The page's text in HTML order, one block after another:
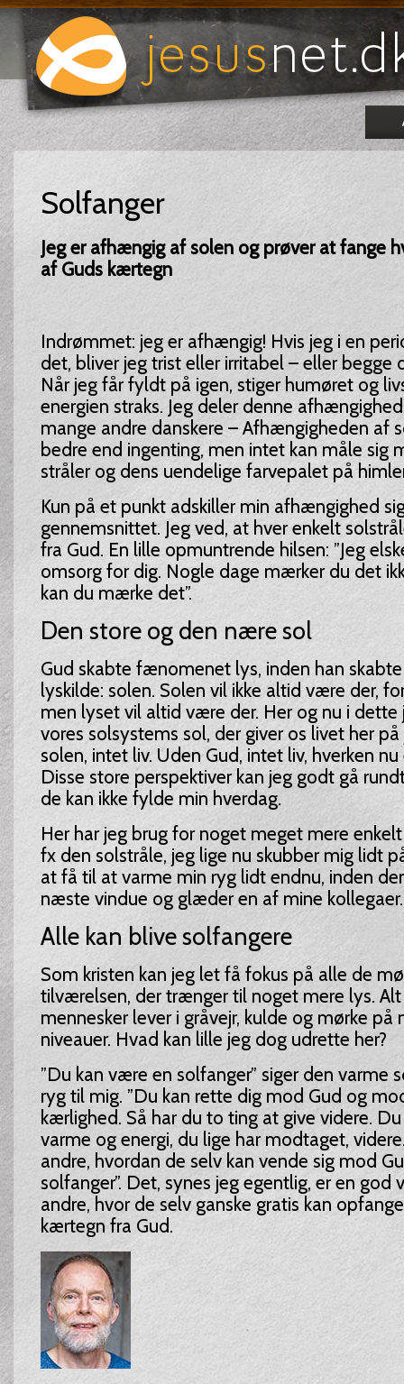
Solfanger
Jeg er afhængig af solen og prøver at fange
af Guds kærtegn
Indrømmet: jeg er afhængig! Hvis jeg i en
det, bliver jeg trist eller irritabel – eller begge
Når jeg får fyldt på igen, stiger humøret og
energien straks. Jeg deler denne
mange andre danskere – Afhængigheden af
bedre end ingenting, men intet kan måle sig
stråler og dens uendelige farvepalet på
Kun på et punkt adskiller min afhængighed
gennemsnittet. Jeg ved, at hver enkelt
fra Gud. En lille opmuntrende hilsen: ”Jeg
omsorg for dig. Nogle dage mærker du det
kan du mærke det”.
Den store og den nære sol
Gud skabte fænomenet lys, inden han
lyskilde: solen. Solen vil ikke altid være der,
men lyset vil altid være der. Her og nu i dette
vores solsystems sol, der giver os livet her
solen, intet liv. Uden Gud, intet liv, hverken
Disse store perspektiver kan jeg godt gå
de kan ikke fylde min hverdag.
Her har jeg brug for noget meget mere
fx den solstråle, jeg lige nu skubber mig lidt
at få til at varme min ryg lidt endnu, inden
næste vindue og glæder en af mine kollegaer.
Alle kan blive solfangere
Som kristen kan jeg let få fokus på alle de
tilværelsen, der trænger til noget mere lys.
mennesker lever i gråvejr, kulde og mørke på
niveauer. Hvad kan lille jeg dog udrette her?
”Du kan være en solfanger” siger den varme
ryg til mig. ”Du kan rette dig mod Gud og
kærlighed. Så har du to ting at give videre.
varme og energi, du lige har modtaget,
andre, hvordan de selv kan vende sig mod
solfanger”. Det, synes jeg egentlig, er en god
andre, hvor de selv ganske gratis kan
kærtegn fra Gud.